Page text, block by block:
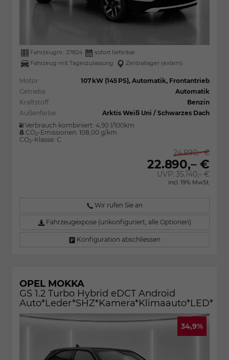
Fahrzeugnr.: 27824
sofort lieferbar
Fahrzeug mit Tageszulassung
Zentrallager (extern)
Motor
107 kW (145 PS), Automatik, Frontantrieb
Getriebe
Automatik
Kraftstoff
Benzin
Außenfarbe
Arktis Weiß Uni / Schwarzes Dach
Verbrauch kombiniert: 4,90 l/100km
CO2-Emissionen: 108,00 g/km
CO2-Klasse: C
24.890,– €
22.890,– €
UVP:35.140,– €
incl. 19% MwSt.
Wir rufen Sie an
Fahrzeugexpose (unkonfiguriert, alle Optionen)
Konfiguration abschliessen
OPEL MOKKA
GS 1.2 Turbo Hybrid eDCT Android
Auto*Leder*SHZ*Kamera*Klimaauto*LED*
34,9%